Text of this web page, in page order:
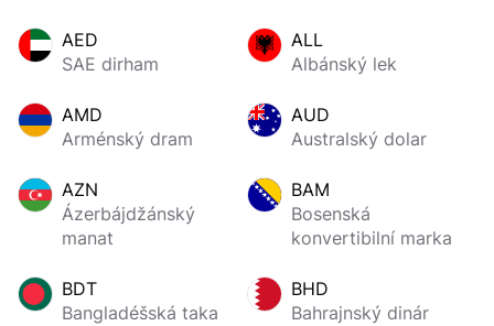
AED
SAE dirham
ALL
Albánský lek
AMD
Arménský dram
AUD
Australský dolar
AZN
Ázerbájdžánský
manat
BAM
Bosenská
konvertibilní marka
BDT
Bangladéšská taka
BHD
Bahrajnský dinár